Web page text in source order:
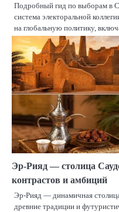
Подробный гид по выборам в
система электоральной
на глобальную политику,
Эр-Рияд — столица
контрастов и амбиций
Эр-Рияд — динамичная
древние традиции и